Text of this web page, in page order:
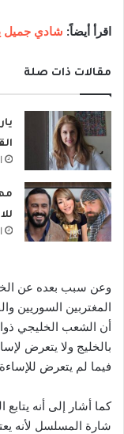
اقرأ أيضاً: شادي جميل
مقالات ذات صلة
وعن سبب بعده عن
المغتربين السوريين
أن الشعب الخليجي
بالخليج ولا يتعرض
فيما لم يتعرض
كما أشار إلى أنه
شارة المسلسل لأنه